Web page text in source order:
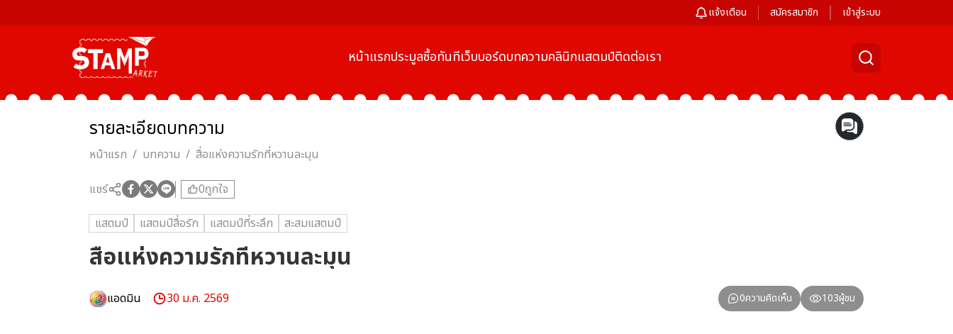
แจ้งเตือน สมัครสมาชิก เข้าสู่ระบบ
หน้าแรกประมูลซื้อทันทีเว็บบอร์ดบทความคลินิกแสตมป์ติดต่อเรา
รายละเอียดบทความ
หน้าแรก / บทความ / สื่อแห่งความรักที่หวานละมุน
แชร์ 0ถูกใจ
แสตมป์ แสตมป์สื่อรัก แสตมป์ที่ระลึก สะสมแสตมป์
สื่อแห่งความรักที่หวานละมุน
แอดมิน 30 ม.ค. 2569 0ความคิดเห็น 103ผู้ชม